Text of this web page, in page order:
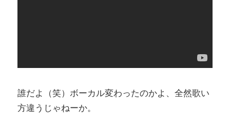
誰だよ（笑）ボーカル変わったのかよ、全然歌い
方違うじゃねーか。